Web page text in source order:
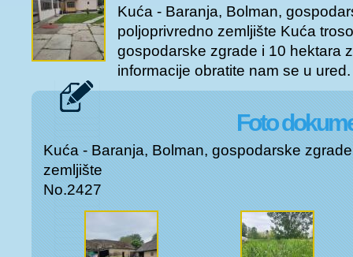
klijente da u poruci napišete
kontaktirati, radi lakše
RADNO VRIJEME:
SUBOTA: 8 00 h - 13 00 h
nekretnine. UKOLIKO NAM
kontaktirati, radi lakše
Kuća - Baranja, Bolman,
poljoprivredno zemljište Kuća
gospodarske zgrade i 10 hektara
informacije obratite nam se u
Foto
Kuća - Baranja, Bolman, gospodarske
zemljište
No.2427